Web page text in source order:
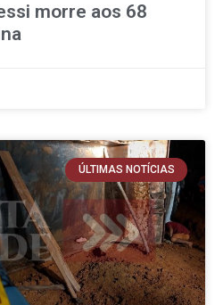
morre aos 68
ÚLTIMAS NOTÍCIAS